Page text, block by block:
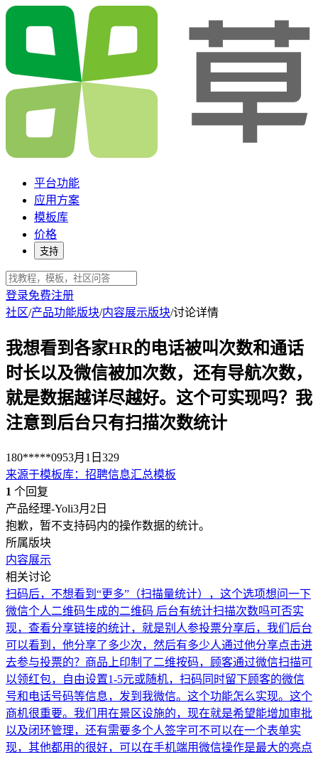
平台功能
应用方案
模板库
价格
支持
登录免费注册
社区/产品功能版块/内容展示版块/讨论详情
我想看到各家HR的电话被叫次数和通话
时长以及微信被加次数，还有导航次数，
就是数据越详尽越好。这个可实现吗？我
注意到后台只有扫描次数统计
180*****0953月1日 329
来源于模板库： 招聘信息汇总模板
1 个回复
产品经理-Yoli3月2日
抱歉，暂不支持码内的操作数据的统计。
所属版块
内容展示
相关讨论
扫码后，不想看到“更多”（扫描量统计），这个选项想问一下
微信个人二维码生成的二维码 后台有统计扫描次数吗可否实
现，查看分享链接的统计，就是别人参投票分享后，我们后台
可以看到，他分享了多少次，然后有多少人通过他分享点击进
去参与投票的？ 商品上印制了二维按码，顾客通过微信扫描可
以领红包，自由设置1-5元或随机，扫码同时留下顾客的微信
号和电话号码等信息，发到我微信。这个功能怎么实现。这个
商机很重要。 我们用在景区设施的，现在就是希望能增加审批
以及闭环管理，还有需要多个人签字可不可以在一个表单实
现，其他都用的很好，可以在手机端用微信操作是最大的亮点